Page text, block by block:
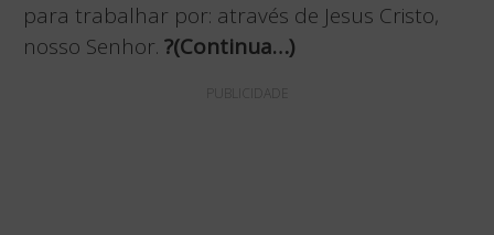
para trabalhar por: através de Jesus Cristo,
nosso Senhor.?(Continua…)
PUBLICIDADE